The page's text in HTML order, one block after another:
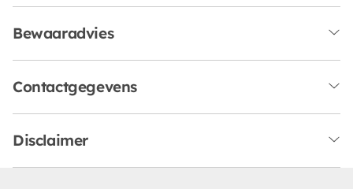
Bewaaradvies
Contactgegevens
Disclaimer